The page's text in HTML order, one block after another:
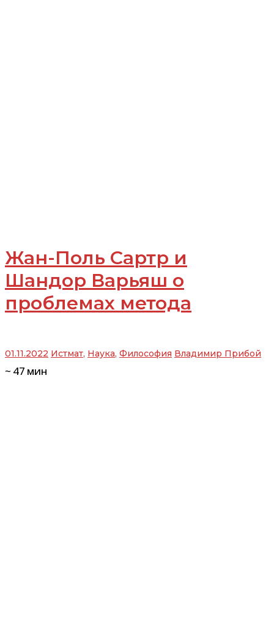
Жан-Поль Сартр и
Шандор Варьяш о
проблемах метода
01.11.2022 Истмат, Наука, Философия Владимир Прибой
~ 47 мин